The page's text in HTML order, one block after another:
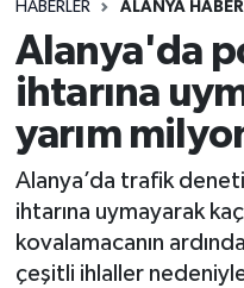
HABERLER ALANYA
Alanya'da
ihtarına
yarım
Alanya’da trafik
ihtarına uymayarak
kovalamacanın
çeşitli ihlaller
Resmi İlanlar
Alanyaspor
E-Gazete
Süper Lig Puan
Tüm Manşetler
Son Dakika
Haber Arşivi